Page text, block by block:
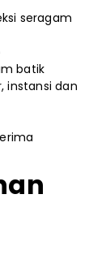
seragam
batik
instansi dan